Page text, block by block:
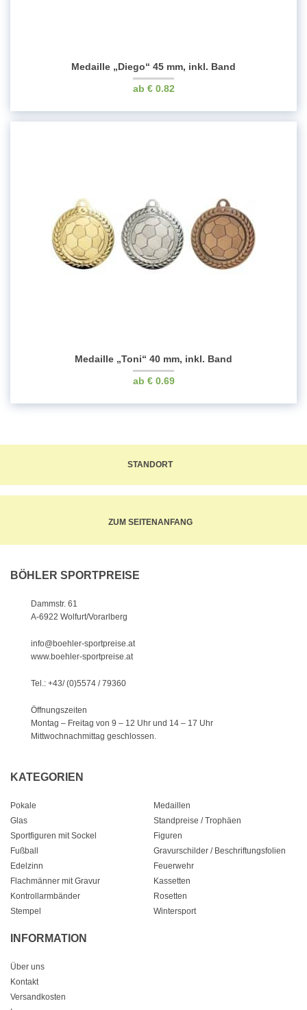
Medaille „Diego“ 45 mm, inkl. Band
€0.82
Medaille „Toni“ 40 mm, inkl. Band
€0.69
STANDORT
ZUM SEITENANFANG
BÖHLER SPORTPREISE
Dammstr. 61
A-6922 Wolfurt/Vorarlberg
info@boehler-sportpreise.at
www.boehler-sportpreise.at
Tel.: +43/ (0)5574 / 79360
Öffnungszeiten
Montag – Freitag von 9 – 12 Uhr und 14 – 17 Uhr
Mittwochnachmittag geschlossen.
KATEGORIEN
Pokale
Medaillen
Glas
Standpreise / Trophäen
Sportfiguren mit Sockel
Figuren
Fußball
Gravurschilder / Beschriftungsfolien
Edelzinn
Feuerwehr
Flachmänner mit Gravur
Kassetten
Kontrollarmbänder
Rosetten
Stempel
Wintersport
INFORMATION
Über uns
Kontakt
Versandkosten